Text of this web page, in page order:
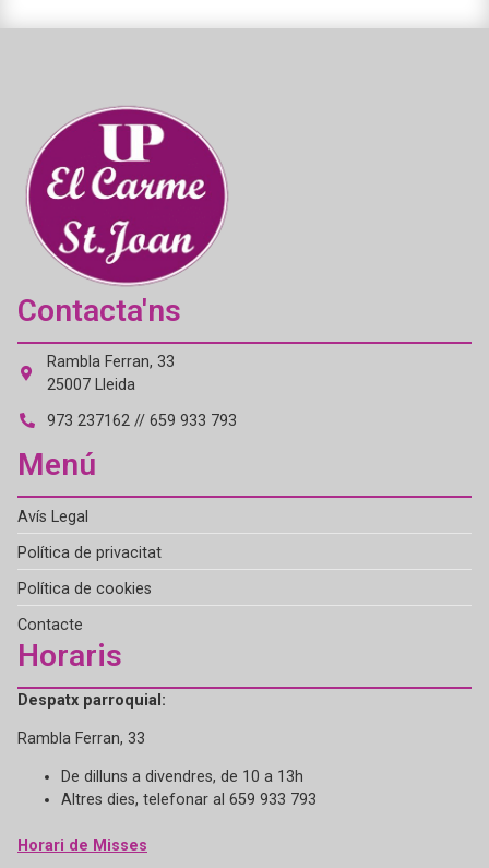
Contacta'ns
Rambla Ferran, 33
25007 Lleida
973 237162 // 659 933 793
Menú
Avís Legal
Política de privacitat
Política de cookies
Contacte
Horaris
Despatx parroquial:
Rambla Ferran, 33
De dilluns a divendres, de 10 a 13h
Altres dies, telefonar al 659 933 793
Horari de Misses